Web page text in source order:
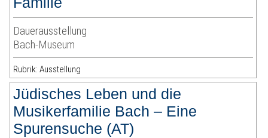
Dauerausstellung
Bach-Museum
Rubrik: Ausstellung
Jüdisches Leben und die
Musikerfamilie Bach – Eine
Spurensuche (AT)